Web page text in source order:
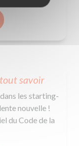
savoir
les starting-
nouvelle !
du Code de la